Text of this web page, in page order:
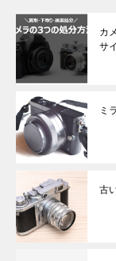
カ
サ
ミ
古